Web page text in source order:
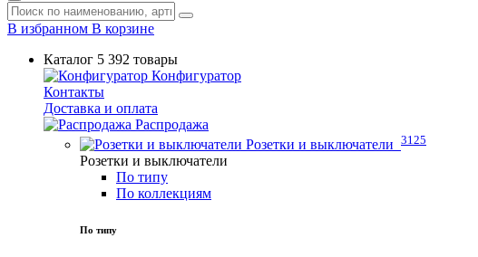
В избранном В корзине
Каталог 5 392 товары
Конфигуратор
Контакты
Доставка и оплата
Распродажа
Розетки и выключатели 3125
Розетки и выключатели
По типу
По коллекциям
По типу